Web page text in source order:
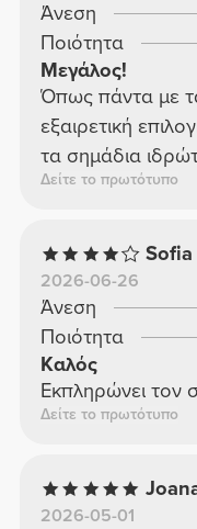
Άνεση
Ποιότητα
Μεγάλος!
Όπως πάντα με
εξαιρετική
τα σημάδια
Δείτε το πρωτότυπο
Sofia
2026-06-26
Άνεση
Ποιότητα
Καλός
Εκπληρώνει τον
Δείτε το πρωτότυπο
2026-05-01